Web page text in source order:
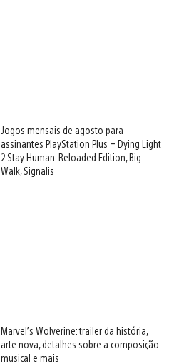
Jogos mensais de agosto para
assinantes PlayStation Plus – Dying Light
2 Stay Human: Reloaded Edition, Big
Walk, Signalis
Marvel’s Wolverine: trailer da história,
arte nova, detalhes sobre a composição
musical e mais